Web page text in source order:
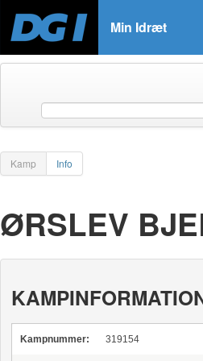
Min Idræt
Kamp Info
ØRSLEV
Kampnummer: 319154